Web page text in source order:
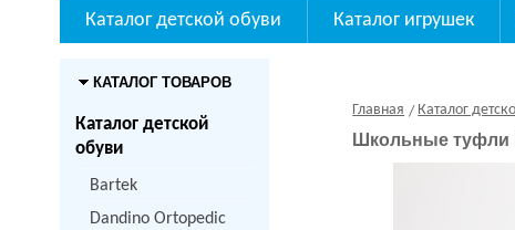
Каталог детской обуви Каталог игрушек
КАТАЛОГ ТОВАРОВ
Каталог детской
обуви
Bartek
Dandino Ortopedic
Главная Каталог
Школьные туфли